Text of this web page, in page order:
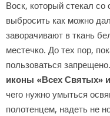
Воск, который стекал со
выбросить как можно
заворачивают в ткань
местечко. До тех пор,
пользоваться запрещено.
иконы «Всех Святых»
чего нужно умыться
полотенцем, надеть не